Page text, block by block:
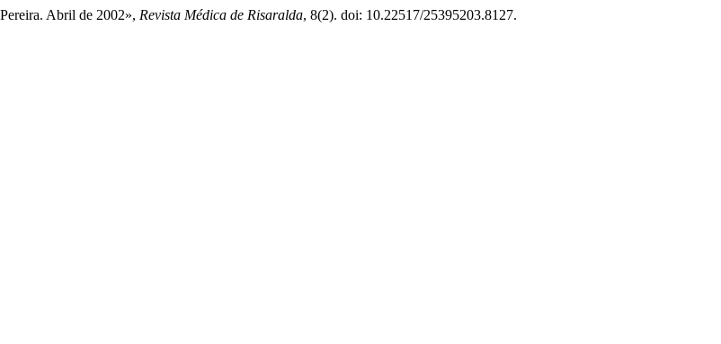
Abril de 2002», Revista Médica de Risaralda, 8(2). doi: 10.22517/25395203.8127.